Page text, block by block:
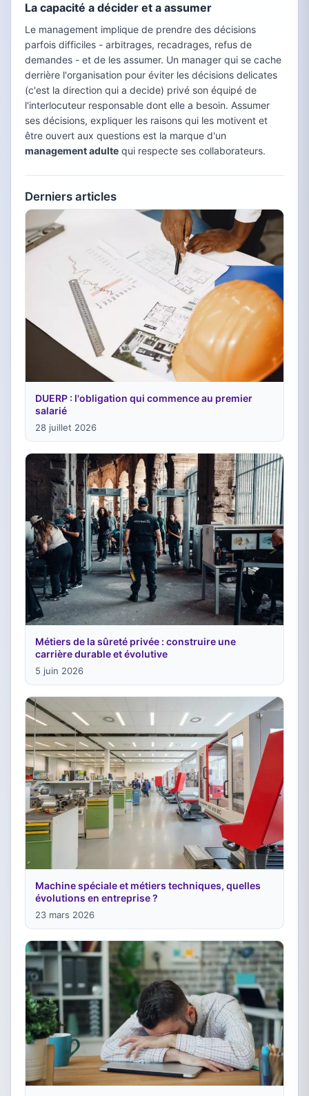
La capacité a décider et a assumer
Le management implique de prendre des décisions
parfois difficiles - arbitrages, recadrages, refus de
demandes - et de les assumer. Un manager qui se cache
derrière l'organisation pour éviter les décisions delicates
(c'est la direction qui a decide) privé son équipé de
l'interlocuteur responsable dont elle a besoin. Assumer
ses décisions, expliquer les raisons qui les motivent et
être ouvert aux questions est la marque d'un
management adulte qui respecte ses collaborateurs.
Derniers articles
DUERP : l'obligation qui commence au premier
salarié
28 juillet 2026
Métiers de la sûreté privée : construire une
carrière durable et évolutive
5 juin 2026
Machine spéciale et métiers techniques, quelles
évolutions en entreprise ?
23 mars 2026